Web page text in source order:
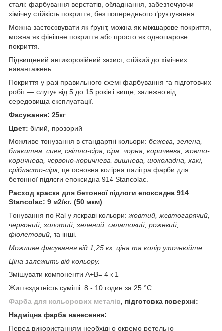
сталі: фарбування верстатів, обладнання, забезпечуючи
хімічну стійкість покриття, без попереднього ґрунтування.
Можна застосовувати як ґрунт, можна як міжшарове покриття,
можна як фінішне покриття або просто як одношарове
покриття.
Підвищений антикорозійний захист, стійкий до хімічних
навантажень.
Покриття у разі правильного схемі фарбування та підготовчих
робіт — слугує від 5 до 15 років і вище, залежно від
середовища експлуатації.
Фасування: 25кг
Цвет: білий, прозорий
Можливе тонування в стандартні кольори: бежева, зелена,
блакитна, синя, світло-сіра, сіра, чорна, коричнева, жовто-
коричнева, червоно-коричнева, вишнева, шоколадна, хакі,
сріблясто-сіра, це основна колірна палітра фарби для
бетонної підлоги епоксидна 914 Stancolac.
Расход краски для бетонної підлоги епоксидна 914
Stancolac: 9 м2/кг. (50 мкм)
Тонування по Ral у яскраві кольори:жовтий, жовтогарячий,
червоний, золотий, зелений, салатовий, рожевий,
фіолетовий, та інші.
Можливе фасування від 1,25 кг, ціна та колір уточнюйте.
Ціна залежить від кольору.
Змішувати компоненти А+В= 4 к 1
Життєздатність суміші: 8 - 10 годин за 25 °C.
Фарба для кольорових металів, підготовка поверхні:
Надміцна фарба нанесення:
Перед використанням необхідно окремо ретельно